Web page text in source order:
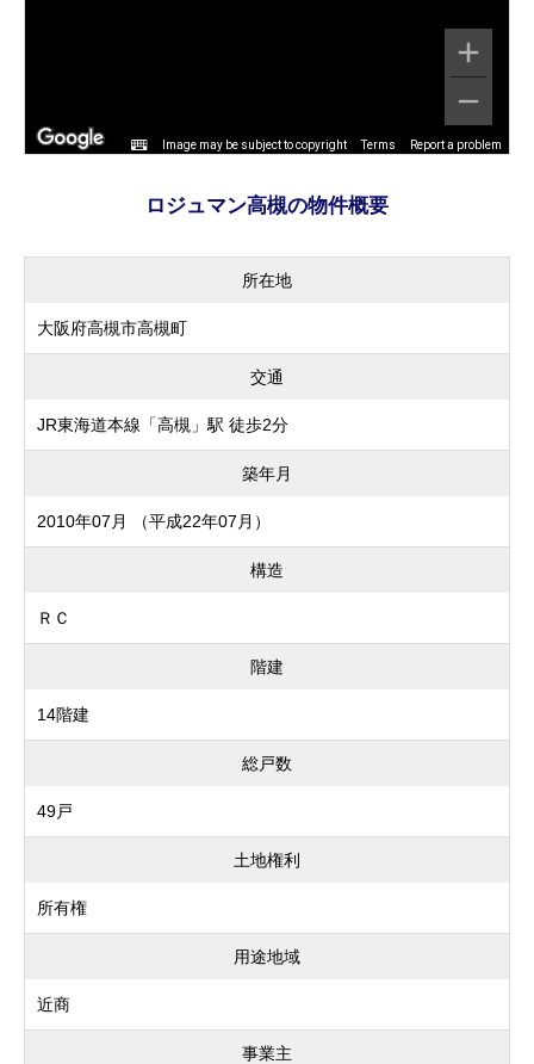
Image may be subject to copyright Terms Report a problem
ロジュマン高槻の物件概要
所在地
大阪府高槻市高槻町
交通
JR東海道本線「高槻」駅 徒歩2分
築年月
2010年07月 （平成22年07月）
構造
ＲＣ
階建
14階建
総戸数
49戸
土地権利
所有権
用途地域
近商
事業主